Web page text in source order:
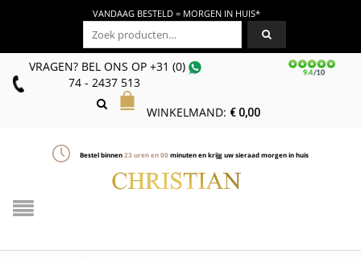
VANDAAG BESTELD = MORGEN IN HUIS*
Zoeken naar:
VRAGEN? BEL ONS OP+31 (0)
74 - 2437 513
WINKELMAND: €0,00
Bestel binnen23uren en00minuten en krijg uw sieraad morgen in huis